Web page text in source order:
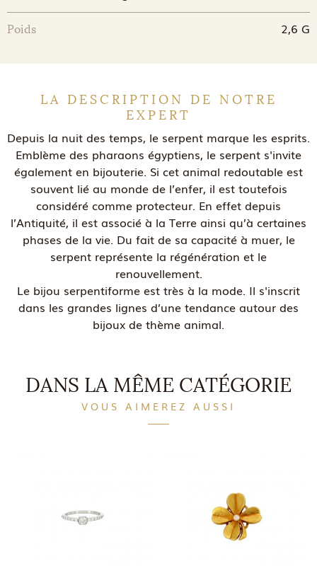
Poids 2,6 G
LA DESCRIPTION DE NOTRE
EXPERT
Depuis la nuit des temps, le serpent marque les esprits.
Emblème des pharaons égyptiens, le serpent s'invite
également en bijouterie. Si cet animal redoutable est
souvent lié au monde de l’enfer, il est toutefois
considéré comme protecteur. En effet depuis
l’Antiquité, il est associé à la Terre ainsi qu’à certaines
phases de la vie. Du fait de sa capacité à muer, le
serpent représente la régénération et le
renouvellement.
Le bijou serpentiforme est très à la mode. Il s'inscrit
dans les grandes lignes d’une tendance autour des
bijoux de thème animal.
DANS LA MÊME CATÉGORIE
VOUS AIMEREZ AUSSI